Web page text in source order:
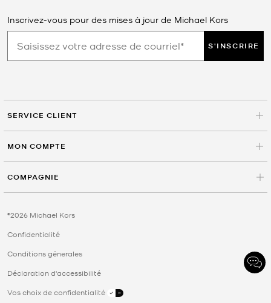
Inscrivez-vous pour des mises à jour de Michael Kors
S'INSCRIRE
SERVICE CLIENT
MON COMPTE
COMPAGNIE
©2026 Michael Kors
Confidentialité
Conditions génerales
Déclaration d'accessibilité
Vos choix de confidentialité